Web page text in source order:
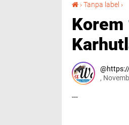
›Tanpa label ›
Korem
,
---